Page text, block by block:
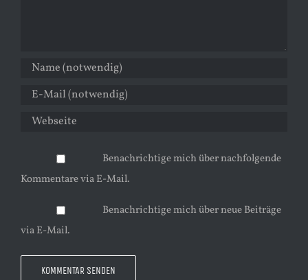
Benachrichtige mich über nachfolgende
Kommentare via E-Mail.
Benachrichtige mich über neue Beiträge
via E-Mail.